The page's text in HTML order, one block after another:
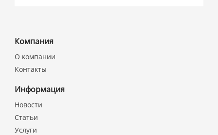
Компания
О компании
Контакты
Информация
Новости
Статьи
Услуги